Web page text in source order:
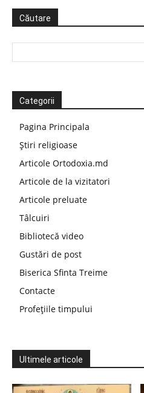
Căutare
Categorii
Pagina Principala
Știri religioase
Articole Ortodoxia.md
Articole de la vizitatori
Articole preluate
Tâlcuiri
Bibliotecă video
Gustări de post
Biserica Sfinta Treime
Contacte
Profețiile timpului
Ultimele articole